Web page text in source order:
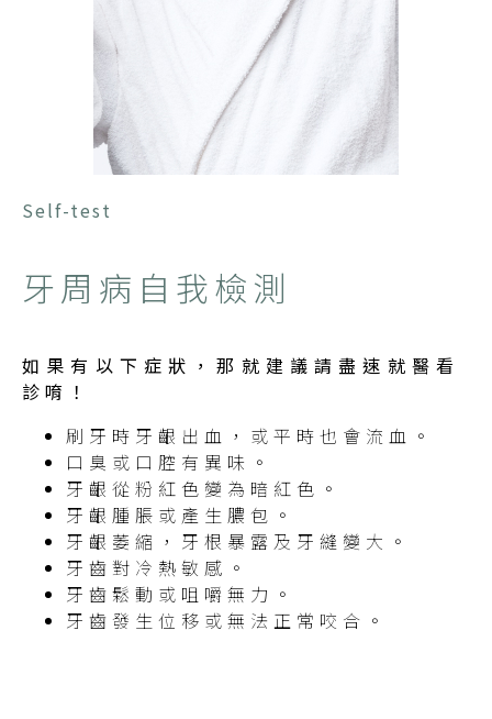
Self-test
牙周病自我檢測
如果有以下症狀，那就建議請盡速就醫看
診唷！
刷牙時牙齦出血，或平時也會流血。
口臭或口腔有異味。
牙齦從粉紅色變為暗紅色。
牙齦腫脹或產生膿包。
牙齦萎縮，牙根暴露及牙縫變大。
牙齒對冷熱敏感。
牙齒鬆動或咀嚼無力。
牙齒發生位移或無法正常咬合。